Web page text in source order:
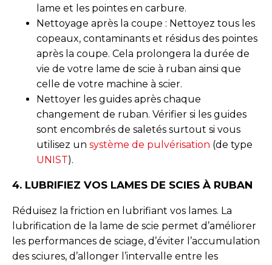
lame et les pointes en carbure.
Nettoyage après la coupe : Nettoyez tous les
copeaux, contaminants et résidus des pointes
après la coupe. Cela prolongera la durée de
vie de votre lame de scie à ruban ainsi que
celle de votre machine à scier.
Nettoyer les guides après chaque
changement de ruban. Vérifier si les guides
sont encombrés de saletés surtout si vous
utilisez un système de pulvérisation (de type
UNIST).
4. LUBRIFIEZ VOS LAMES DE SCIES À RUBAN
Réduisez la friction en lubrifiant vos lames. La
lubrification de la lame de scie permet d’améliorer
les performances de sciage, d’éviter l’accumulation
des sciures, d’allonger l’intervalle entre les